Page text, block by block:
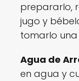
prepararlo,
jugo y
tomarlo
Agua de
en agua y